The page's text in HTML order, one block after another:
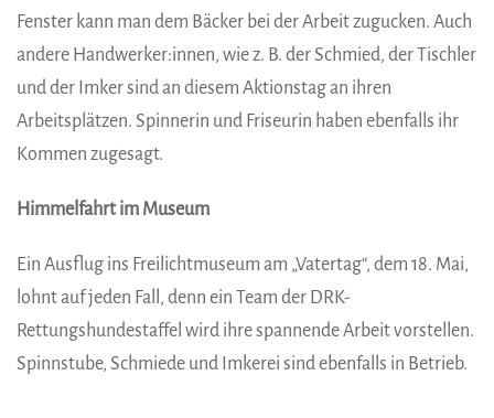
Fenster kann man dem Bäcker bei der Arbeit zugucken. Auch
andere Handwerker:innen, wie z. B. der Schmied, der Tischler
und der Imker sind an diesem Aktionstag an ihren
Arbeitsplätzen. Spinnerin und Friseurin haben ebenfalls ihr
Kommen zugesagt.
Himmelfahrt im Museum
Ein Ausflug ins Freilichtmuseum am „Vatertag“, dem 18. Mai,
lohnt auf jeden Fall, denn ein Team der DRK-
Rettungshundestaffel wird ihre spannende Arbeit vorstellen.
Spinnstube, Schmiede und Imkerei sind ebenfalls in Betrieb.